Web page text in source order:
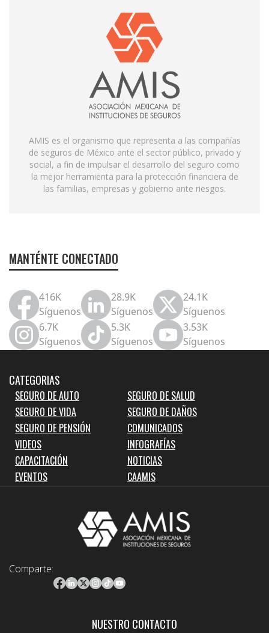
AMIS es el organismo que representa a las compañías
de seguros de México ante el sector público, privado y
social, a fin de impulsar el desarrollo del seguro como
la mejor herramienta para la protección financiera de
las familias, empresas y gobierno ante riesgos.
MANTÉNTE CONECTADO
416K
Síguenos
28.9K
Síguenos
24.1K
Síguenos
6.7K
Síguenos
5.3K
Síguenos
3.53K
Síguenos
CATEGORIAS
SEGURO DE AUTO
SEGURO DE SALUD
SEGURO DE VIDA
SEGURO DE DAÑOS
SEGURO DE PENSIÓN
COMUNICADOS
VIDEOS
INFOGRAFÍAS
CAPACITACIÓN
NOTICIAS
EVENTOS
CAAMIS
Comparte:
NUESTRO CONTACTO